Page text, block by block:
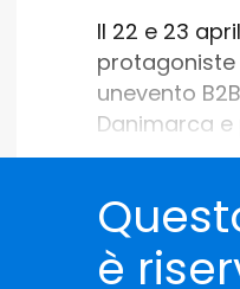
Il 22 e 23
protagoniste
unevento
Danimarca
è